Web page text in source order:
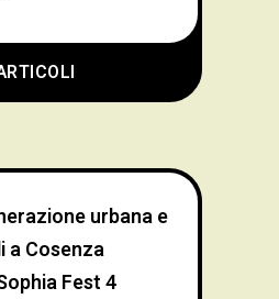
urbana e
Cosenza
Fest 4